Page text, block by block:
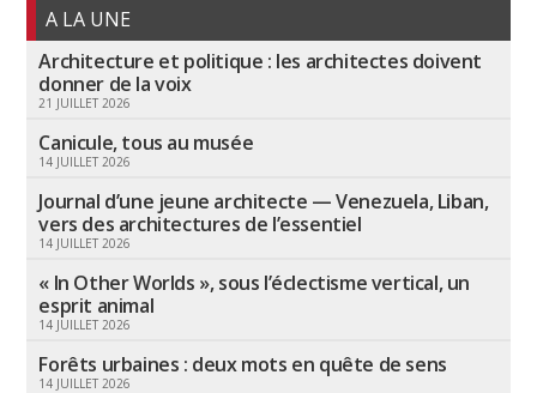
A LA UNE
Architecture et politique : les architectes doivent
donner de la voix
21 JUILLET 2026
Canicule, tous au musée
14 JUILLET 2026
Journal d’une jeune architecte — Venezuela, Liban,
vers des architectures de l’essentiel
14 JUILLET 2026
« In Other Worlds », sous l’éclectisme vertical, un
esprit animal
14 JUILLET 2026
Forêts urbaines : deux mots en quête de sens
14 JUILLET 2026